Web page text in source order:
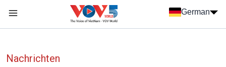
German
Nachrichten